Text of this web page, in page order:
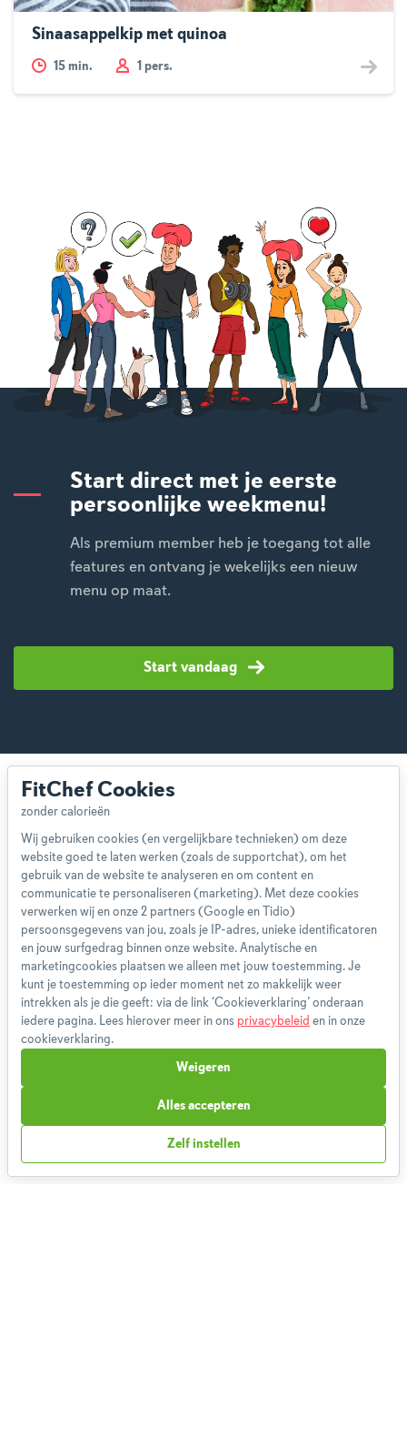
Sinaasappelkip met quinoa
15 min. 1 pers.
Start direct met je eerste
persoonlijke weekmenu!
Als premium member heb je toegang tot alle
features en ontvang je wekelijks een nieuw
menu op maat.
Start vandaag
Over ons
Team
App
Blog
Disclaimer
Gebruikersvoorwaarden
Methodologie
Privacybeleid
Cookieverklaring
Betaalmethoden
Klachtenprocedure
Partnerprogramma
FitChef Cookies
Wij gebruiken cookies (en vergelijkbare technieken) om deze
website goed te laten werken (zoals de supportchat), om het
gebruik van de website te analyseren en om content en
communicatie te personaliseren (marketing). Met deze cookies
verwerken wij en onze 2 partners (Google en Tidio)
persoonsgegevens van jou, zoals je IP-adres, unieke identificatoren
en jouw surfgedrag binnen onze website. Analytische en
marketingcookies plaatsen we alleen met jouw toestemming. Je
kunt je toestemming op ieder moment net zo makkelijk weer
intrekken als je die geeft: via de link ‘Cookieverklaring’ onderaan
iedere pagina. Lees hierover meer in ons privacybeleid en in onze
cookieverklaring.
Zelf instellen
Weigeren
Alles accepteren